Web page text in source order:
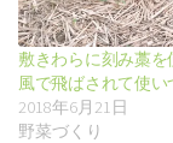
敷きわらに刻み藁を
風で飛ばされて使い
2018年6月21日
野菜づくり